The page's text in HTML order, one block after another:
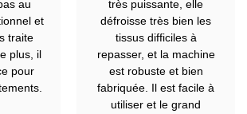
au
et
traite
plus, il
pour
très puissante, elle
défroisse très bien les
tissus difficiles à
repasser, et la machine
est robuste et bien
fabriquée. Il est facile à
utiliser et le grand